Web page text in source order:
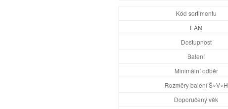
Kód sortimentu
EAN
Dostupnost
Balení
Minimální odběr
Rozměry balení Š×V×H
Doporučený věk